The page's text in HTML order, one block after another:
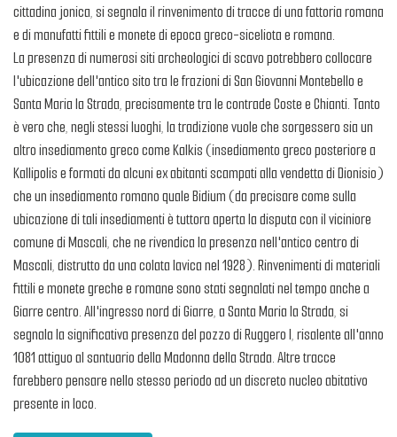
cittadina jonica, si segnala il rinvenimento di tracce di una fattoria romana
e di manufatti fittili e monete di epoca greco-siceliota e romana.
La presenza di numerosi siti archeologici di scavo potrebbero collocare
l'ubicazione dell'antico sito tra le frazioni di San Giovanni Montebello e
Santa Maria la Strada, precisamente tra le contrade Coste e Chianti. Tanto
è vero che, negli stessi luoghi, la tradizione vuole che sorgessero sia un
altro insediamento greco come Kalkis (insediamento greco posteriore a
Kallipolis e formati da alcuni ex abitanti scampati alla vendetta di Dionisio)
che un insediamento romano quale Bidium (da precisare come sulla
ubicazione di tali insediamenti è tuttora aperta la disputa con il viciniore
comune di Mascali, che ne rivendica la presenza nell'antico centro di
Mascali, distrutto da una colata lavica nel 1928). Rinvenimenti di materiali
fittili e monete greche e romane sono stati segnalati nel tempo anche a
Giarre centro. All'ingresso nord di Giarre, a Santa Maria la Strada, si
segnala la significativa presenza del pozzo di Ruggero I, risalente all'anno
1081 attiguo al santuario della Madonna della Strada. Altre tracce
farebbero pensare nello stesso periodo ad un discreto nucleo abitativo
presente in loco.